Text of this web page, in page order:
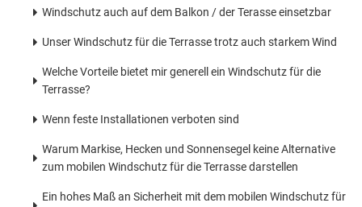
Windschutz auch auf dem Balkon / der Terasse einsetzbar
Unser Windschutz für die Terrasse trotz auch starkem Wind
Welche Vorteile bietet mir generell ein Windschutz für die
Terrasse?
Wenn feste Installationen verboten sind
Warum Markise, Hecken und Sonnensegel keine Alternative
zum mobilen Windschutz für die Terrasse darstellen
Ein hohes Maß an Sicherheit mit dem mobilen Windschutz für